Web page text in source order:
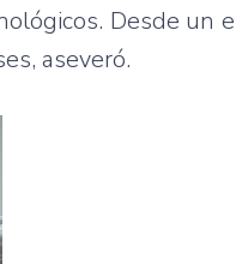
Desde un
aseveró.